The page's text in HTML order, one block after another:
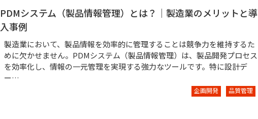
PDMシステム（製品情報管理）とは？｜製造業のメリットと導
入事例
製造業において、製品情報を効率的に管理することは競争力を維持するた
めに欠かせません。PDMシステム（製品情報管理）は、製品開発プロセス
を効率化し、情報の一元管理を実現する強力なツールです。特に設計デ
ー…
企画開発 品質管理